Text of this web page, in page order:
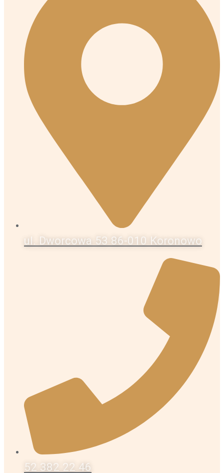
ul. Dworcowa 53 86-010 Koronowo
52 382 22 46